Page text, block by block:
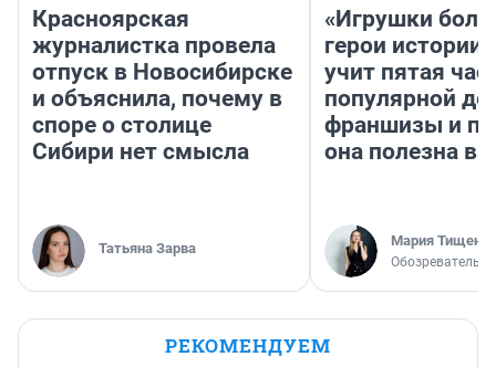
Красноярская
журналистка провела
отпуск в Новосибирске
и объяснила, почему в
споре о столице
Сибири нет смысла
Татьяна Зарва
«Игрушки
герои
учит пятая
популярной
франшизы и
она полезна
Мария Тищенко
Обозреватель
РЕКОМЕНДУЕМ